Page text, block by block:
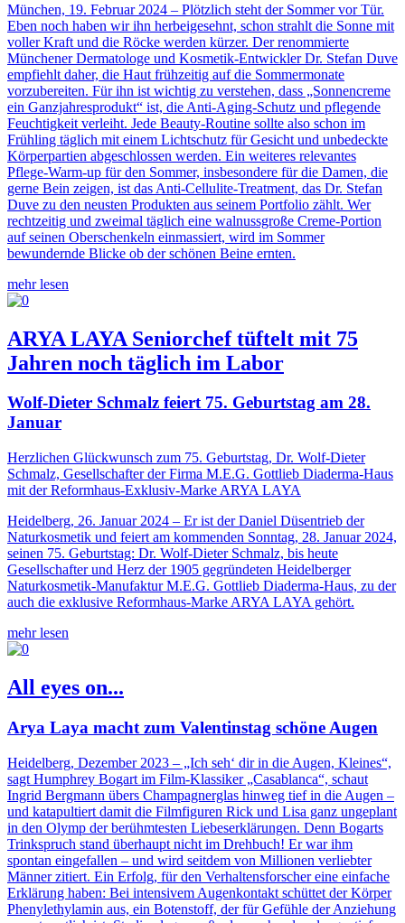
München, 19. Februar 2024 – Plötzlich steht der Sommer vor Tür.
Eben noch haben wir ihn herbeigesehnt, schon strahlt die Sonne mit
voller Kraft und die Röcke werden kürzer. Der renommierte
Münchener Dermatologe und Kosmetik-Entwickler Dr. Stefan Duve
empfiehlt daher, die Haut frühzeitig auf die Sommermonate
vorzubereiten. Für ihn ist wichtig zu verstehen, dass „Sonnencreme
ein Ganzjahresprodukt“ ist, die Anti-Aging-Schutz und pflegende
Feuchtigkeit verleiht. Jede Beauty-Routine sollte also schon im
Frühling täglich mit einem Lichtschutz für Gesicht und unbedeckte
Körperpartien abgeschlossen werden. Ein weiteres relevantes
Pflege-Warm-up für den Sommer, insbesondere für die Damen, die
gerne Bein zeigen, ist das Anti-Cellulite-Treatment, das Dr. Stefan
Duve zu den neusten Produkten aus seinem Portfolio zählt. Wer
rechtzeitig und zweimal täglich eine walnussgroße Creme-Portion
auf seinen Oberschenkeln einmassiert, wird im Sommer
bewundernde Blicke ob der schönen Beine ernten.
mehr lesen
ARYA LAYA Seniorchef tüftelt mit 75
Jahren noch täglich im Labor
Wolf-Dieter Schmalz feiert 75. Geburtstag am 28.
Januar
Herzlichen Glückwunsch zum 75. Geburtstag, Dr. Wolf-Dieter
Schmalz, Gesellschafter der Firma M.E.G. Gottlieb Diaderma-Haus
mit der Reformhaus-Exklusiv-Marke ARYA LAYA
Heidelberg, 26. Januar 2024 – Er ist der Daniel Düsentrieb der
Naturkosmetik und feiert am kommenden Sonntag, 28. Januar 2024,
seinen 75. Geburtstag: Dr. Wolf-Dieter Schmalz, bis heute
Gesellschafter und Herz der 1905 gegründeten Heidelberger
Naturkosmetik-Manufaktur M.E.G. Gottlieb Diaderma-Haus, zu der
auch die exklusive Reformhaus-Marke ARYA LAYA gehört.
mehr lesen
All eyes on...
Arya Laya macht zum Valentinstag schöne Augen
Heidelberg, Dezember 2023 – „Ich seh‘ dir in die Augen, Kleines“,
sagt Humphrey Bogart im Film-Klassiker „Casablanca“, schaut
Ingrid Bergmann übers Champagnerglas hinweg tief in die Augen –
und katapultiert damit die Filmfiguren Rick und Lisa ganz ungeplant
in den Olymp der berühmtesten Liebeserklärungen. Denn Bogarts
Trinkspruch stand überhaupt nicht im Drehbuch! Er war ihm
spontan eingefallen – und wird seitdem von Millionen verliebter
Männer zitiert. Ein Erfolg, für den Verhaltensforscher eine einfache
Erklärung haben: Bei intensivem Augenkontakt schüttet der Körper
Phenylethylamin aus, ein Botenstoff, der für Gefühle der Anziehung